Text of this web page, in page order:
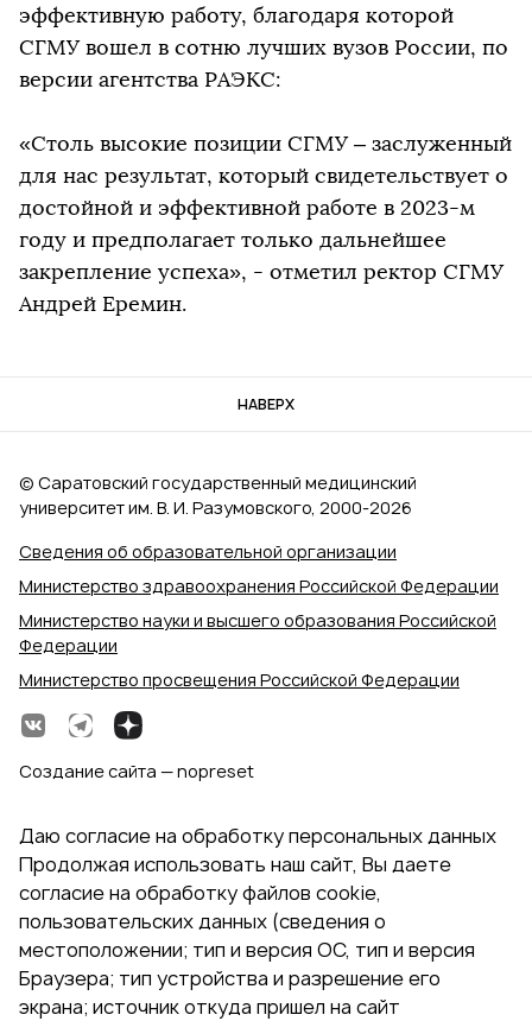
эффективную работу, благодаря которой
СГМУ вошел в сотню лучших вузов России, по
версии агентства РАЭКС:
«Столь высокие позиции СГМУ – заслуженный
для нас результат, который свидетельствует о
достойной и эффективной работе в 2023-м
году и предполагает только дальнейшее
закрепление успеха», - отметил ректор СГМУ
Андрей Еремин.
НАВЕРХ
Сведения об образовательной организации
Министерство здравоохранения Российской Федерации
Министерство науки и высшего образования Российской
Федерации
Министерство просвещения Российской Федерации
© Саратовский государственный медицинский
университет им. В. И. Разумовского, 2000‑2026
Создание сайта — nopreset
Даю согласие на обработку персональных данных
Продолжая использовать наш сайт, Вы даете
согласие на обработку файлов cookie,
пользовательских данных (сведения о
местоположении; тип и версия ОС, тип и версия
Браузера; тип устройства и разрешение его
экрана; источник откуда пришел на сайт